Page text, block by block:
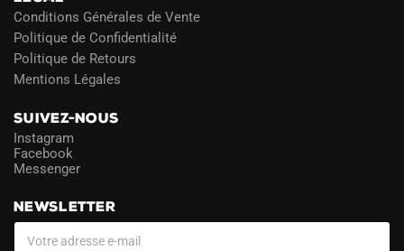
Conditions Générales de Vente
Politique de Confidentialité
Politique de Retours
Mentions Légales
SUIVEZ-NOUS
Instagram
Facebook
Messenger
NEWSLETTER